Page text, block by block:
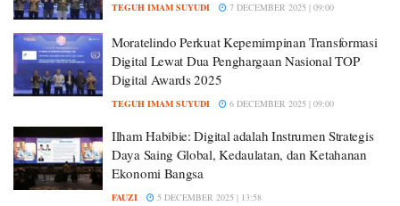
TEGUH IMAM SUYUDI 7 DECEMBER 2025 | 09:00
Moratelindo Perkuat Kepemimpinan Transformasi
Digital Lewat Dua Penghargaan Nasional TOP
Digital Awards 2025
TEGUH IMAM SUYUDI 6 DECEMBER 2025 | 09:00
Ilham Habibie: Digital adalah Instrumen Strategis
Daya Saing Global, Kedaulatan, dan Ketahanan
Ekonomi Bangsa
FAUZI 5 DECEMBER 2025 | 13:58